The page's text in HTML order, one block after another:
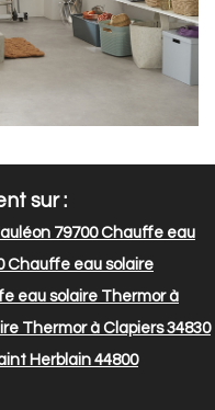
sur :
79700Chauffe eau
Chauffe eau solaire
eau solaire Thermor à
Thermor à Clapiers 34830
Herblain 44800